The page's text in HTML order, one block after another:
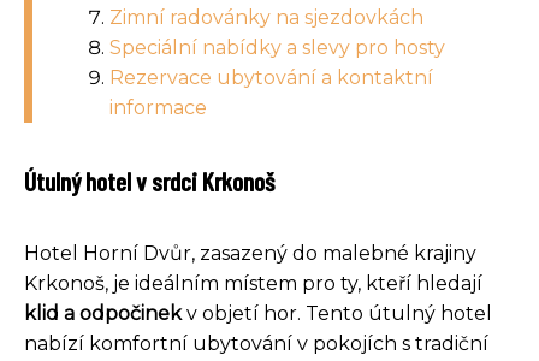
Zimní radovánky na sjezdovkách
Speciální nabídky a slevy pro hosty
Rezervace ubytování a kontaktní
informace
Útulný hotel v srdci Krkonoš
Hotel Horní Dvůr, zasazený do malebné krajiny
Krkonoš, je ideálním místem pro ty, kteří hledají
klid a odpočinekv objetí hor. Tento útulný hotel
nabízí komfortní ubytování v pokojích s tradiční